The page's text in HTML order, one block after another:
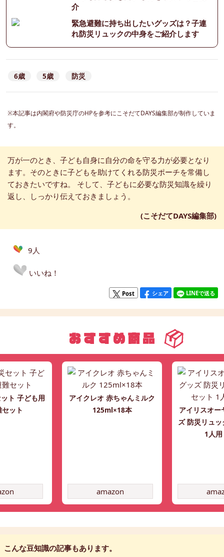
介
緊急避難に持ち出したいグッズは？子連
れ防災リュックの中身をご紹介します
6歳 5歳 防災
※本記事は内閣府や防災庁のHPを参考にこそだてDAYS編集部が制作していま
す。
万が一のとき、子ども自身に自分の命を守る力が必要となり
ます。そのときに子どもを助けてくれる防災ポーチを常備し
ておきたいですね。 そして、子どもに必要な防災知識を繰り
返し、しっかり伝えておきましょう。
(こそだてDAYS編集部)
9人
いいね！
Post シェア LINEで送る
ト 子ども用
ット
アイクレオ 赤ちゃんミルク
125ml×18本
amazon
アイリスオー
ズ 防災リュ
1人
こんな豆知識の記事もあります。